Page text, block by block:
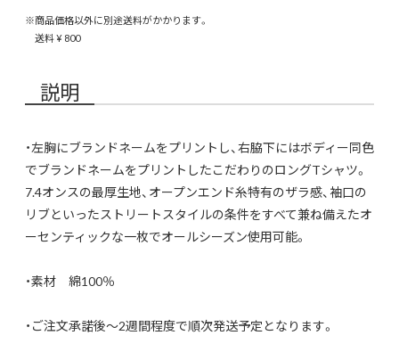
※商品価格以外に別途送料がかかります。
送料 ¥ 800
説明
・左胸にブランドネームをプリントし、右脇下にはボディー同色
でブランドネームをプリントしたこだわりのロングTシャツ。
7.4オンスの最厚生地、オープンエンド糸特有のザラ感、袖口の
リブといったストリートスタイルの条件をすべて兼ね備えたオ
ーセンティックな一枚でオールシーズン使用可能。
・素材 綿100％
・ご注文承諾後〜2週間程度で順次発送予定となります。